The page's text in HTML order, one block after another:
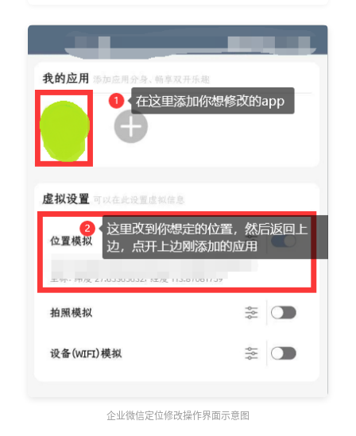
企业微信定位修改操作界面示意图